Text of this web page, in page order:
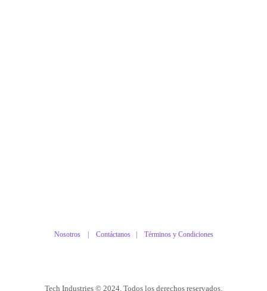
Nosotros | Contáctanos Términos y Condiciones
Tech Industries © 2024. Todos los derechos reservados.